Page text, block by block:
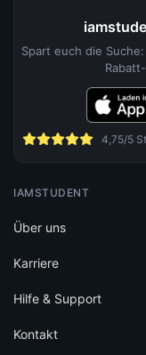
Spart euch die
4,75/5
IAMSTUDENT
Über uns
Karriere
Hilfe & Support
Kontakt